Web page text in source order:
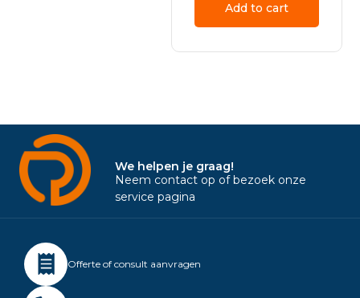
Add to cart
We helpen je graag!
Neem contact op of bezoek onze
service pagina
Offerte of consult aanvragen